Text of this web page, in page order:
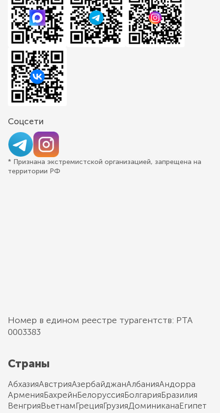
Соцсети
* Признана экстремистской организацией, запрещена на
территории РФ
Номер в едином реестре турагентств: РТА
0003383
Страны
АбхазияАвстрияАзербайджанАлбанияАндорра
АрменияБахрейнБелоруссияБолгарияБразилия
ВенгрияВьетнамГрецияГрузияДоминиканаЕгипет